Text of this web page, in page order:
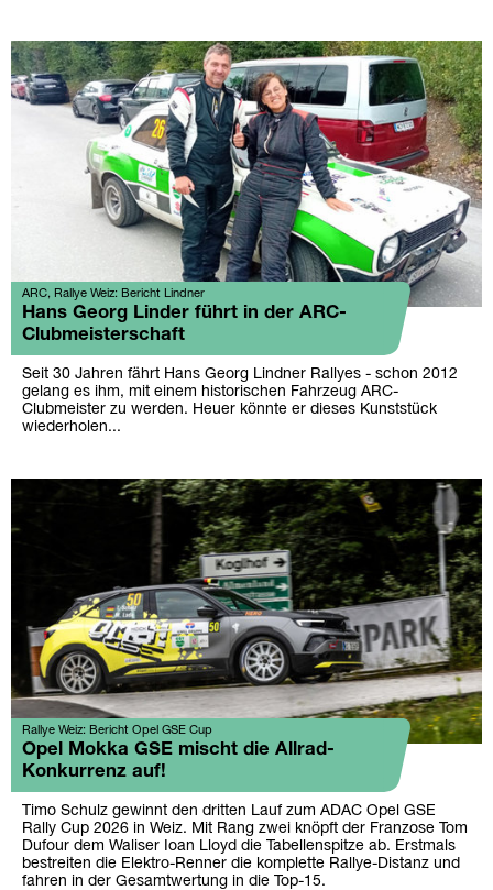
ARC, Rallye Weiz: Bericht Lindner
Hans Georg Linder führt in der ARC-
Clubmeisterschaft
Seit 30 Jahren fährt Hans Georg Lindner Rallyes - schon 2012
gelang es ihm, mit einem historischen Fahrzeug ARC-
Clubmeister zu werden. Heuer könnte er dieses Kunststück
wiederholen...
Rallye Weiz: Bericht Opel GSE Cup
Opel Mokka GSE mischt die Allrad-
Konkurrenz auf!
Timo Schulz gewinnt den dritten Lauf zum ADAC Opel GSE
Rally Cup 2026 in Weiz. Mit Rang zwei knöpft der Franzose Tom
Dufour dem Waliser Ioan Lloyd die Tabellenspitze ab. Erstmals
bestreiten die Elektro-Renner die komplette Rallye-Distanz und
fahren in der Gesamtwertung in die Top-15.